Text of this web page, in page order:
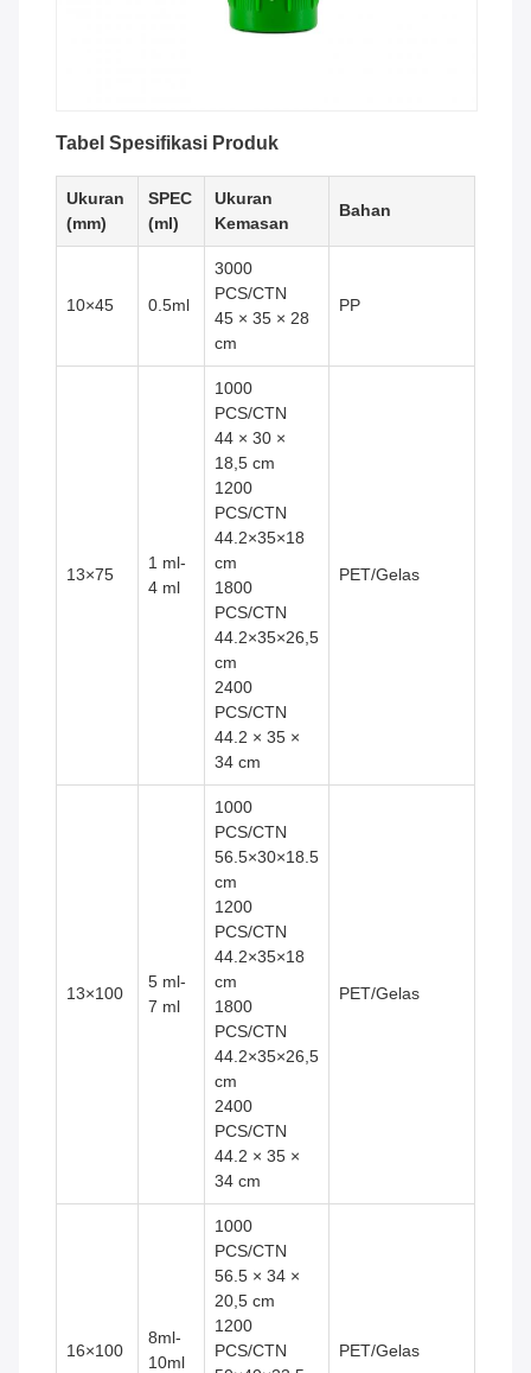
Tabel Spesifikasi Produk
Ukuran
(mm)
SPEC
(ml)
Ukuran
Kemasan
Bahan
10×45 0.5ml
3000
PCS/CTN
45 × 35 × 28
cm
PP
13×75
1 ml-
4 ml
1000
PCS/CTN
44 × 30 ×
18,5 cm
1200
PCS/CTN
44.2×35×18
cm
1800
PCS/CTN
44.2×35×26,5
cm
2400
PCS/CTN
44.2 × 35 ×
34 cm
PET/Gelas
13×100
5 ml-
7 ml
1000
PCS/CTN
56.5×30×18.5
cm
1200
PCS/CTN
44.2×35×18
cm
1800
PCS/CTN
44.2×35×26,5
cm
2400
PCS/CTN
44.2 × 35 ×
34 cm
PET/Gelas
16×100
8ml-
10ml
1000
PCS/CTN
56.5 × 34 ×
20,5 cm
1200
PCS/CTN
PET/Gelas